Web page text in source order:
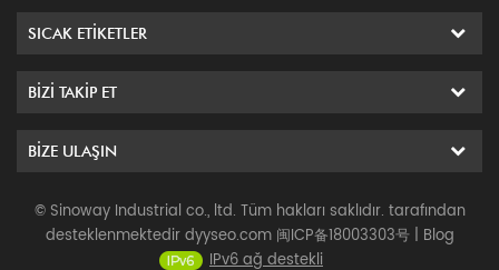
SICAK ETIKETLER
BIZI TAKIP ET
BIZE ULAŞIN
© Sinoway Industrial co., ltd. Tüm hakları saklıdır. tarafından
desteklenmektedirdyyseo.com 闽ICP备18003303号| Blog
IPv6 ağ destekli